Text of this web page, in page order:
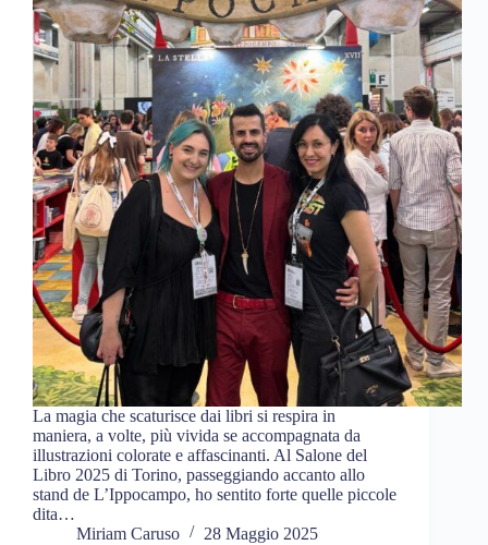
La magia che scaturisce dai libri si respira in
maniera, a volte, più vivida se accompagnata da
illustrazioni colorate e affascinanti. Al Salone del
Libro 2025 di Torino, passeggiando accanto allo
stand de L’Ippocampo, ho sentito forte quelle piccole
dita…
Miriam Caruso
28 Maggio 2025